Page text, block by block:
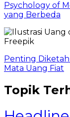
Psychology of
yang Berbeda
Penting
Mata Uang Fiat
Topik